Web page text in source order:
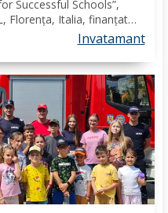
Successful Schools”,
Florența, Italia, finanțat
Erasmus +, domeniul
Invatamant